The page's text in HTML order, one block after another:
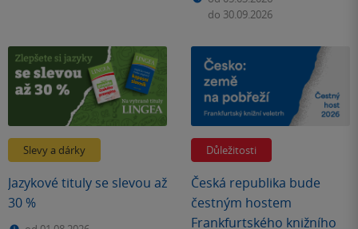
do 30.09.2026
Slevy a dárky
Jazykové tituly se slevou až
30 %
Důležitosti
Česká republika bude
čestným hostem
Frankfurtského knižního